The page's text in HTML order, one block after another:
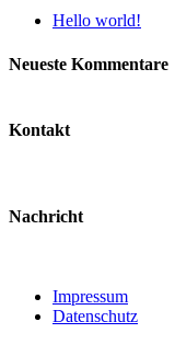
Hello world!
Neueste Kommentare
Kontakt
Nachricht
Impressum
Datenschutz